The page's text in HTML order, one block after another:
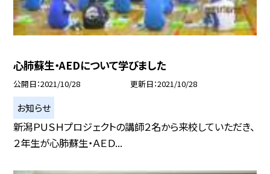
心肺蘇生・AEDについて学びました
公開日 2021/10/28 更新日 2021/10/28
お知らせ
新潟ＰＵＳＨプロジェクトの講師２名から来校していただき、
２年生が心肺蘇生・ＡＥＤ...